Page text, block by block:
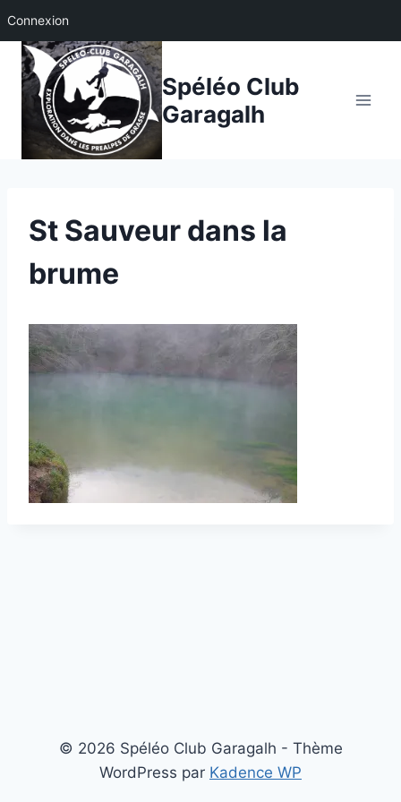
Connexion
Aller
contenu
Spéléo Club
Garagalh
St Sauveur dans la
brume
© 2026 Spéléo Club Garagalh - Thème
WordPress par Kadence WP